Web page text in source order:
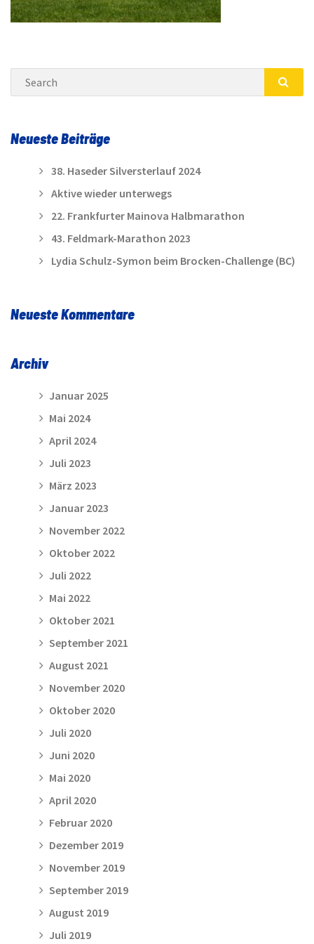
Search
Neueste Beiträge
38. Haseder Silversterlauf 2024
Aktive wieder unterwegs
22. Frankfurter Mainova Halbmarathon
43. Feldmark-Marathon 2023
Lydia Schulz-Symon beim Brocken-Challenge (BC)
Neueste Kommentare
Archiv
Januar 2025
Mai 2024
April 2024
Juli 2023
März 2023
Januar 2023
November 2022
Oktober 2022
Juli 2022
Mai 2022
Oktober 2021
September 2021
August 2021
November 2020
Oktober 2020
Juli 2020
Juni 2020
Mai 2020
April 2020
Februar 2020
Dezember 2019
November 2019
September 2019
August 2019
Juli 2019